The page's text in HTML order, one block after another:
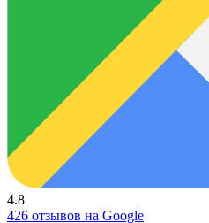
4.8
426 отзывов на Google